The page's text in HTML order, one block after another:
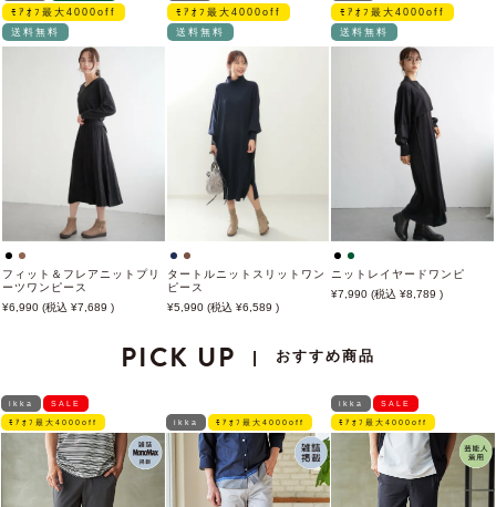
ﾓｱｵﾌ最大4000off
送料無料
フィット＆フレアニットプリ
ーツワンピース
6,990
7,689
ﾓｱｵﾌ最大4000off
送料無料
タートルニットスリットワン
ピース
5,990
6,589
ﾓｱｵﾌ最大4000off
送料無料
ニットレイヤードワンピ
7,990
8,789
PICK UP | おすすめ商品
ikka SALE
ﾓｱｵﾌ最大4000off ikka ﾓｱｵﾌ最大4000off
ikka SALE
ﾓｱｵﾌ最大4000off